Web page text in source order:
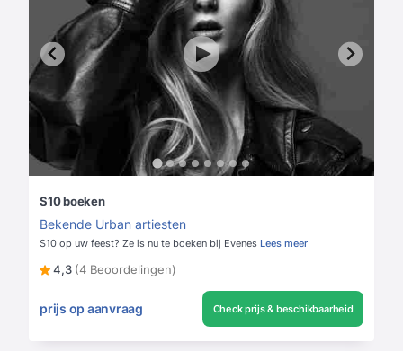
S10 boeken
Bekende Urban artiesten
S10 op uw feest? Ze is nu te boeken bij Evenes Lees meer
4,3 (4 Beoordelingen)
prijs op aanvraag Check prijs & beschikbaarheid